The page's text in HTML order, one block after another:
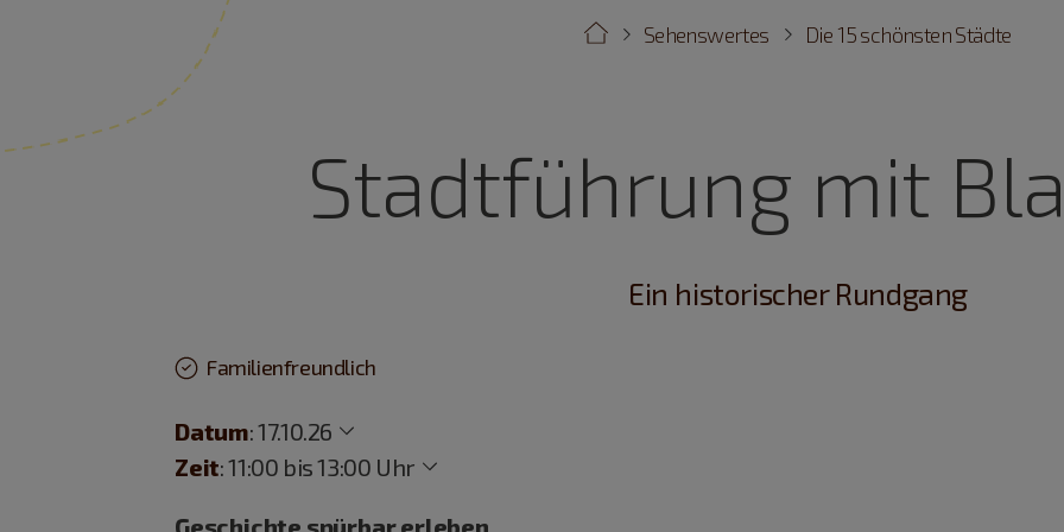
Die 15 schönsten Städte
Sehenswertes
Stadtführung mit
Ein historischer Rundgang
Familienfreundlich
Datum:17.10.26
Zeit:11:00 bis 13:00 Uhr
Geschichte spürbar erleben.